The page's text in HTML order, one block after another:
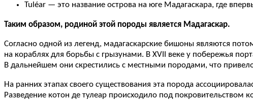
Tuléar — это название острова на юге Мадагаскара, где
Таким образом, родиной этой породы является Мадагаскар.
Согласно одной из легенд, мадагаскарские бишоны являются
на кораблях для борьбы с грызунами. В XVII веке у побережья
В дальнейшем они скрестились с местными породами, что
На ранних этапах своего существования эта порода
Разведение котон де тулеар происходило под